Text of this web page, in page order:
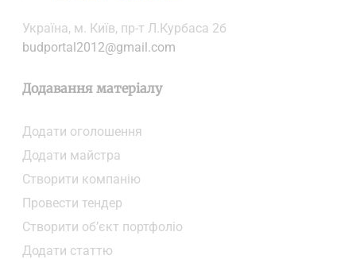
Українa, м. Київ, пр-т Л.Курбаса 2б
budportal2012@gmail.com
Додавання матеріалу
Додати oголошення
Додати майстра
Створити компанiю
Провести тендер
Створити об’єкт портфоліо
Додати статтю